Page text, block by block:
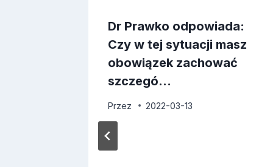
Dr Prawko odpowiada:
Czy w tej sytuacji masz
obowiązek zachować
szczegó…
Przez 2022-03-13